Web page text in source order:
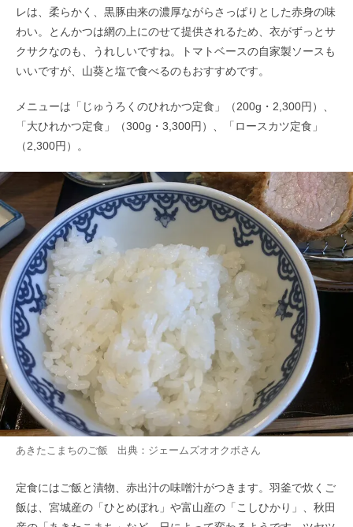
レは、柔らかく、黒豚由来の濃厚ながらさっぱりとした赤身の味
わい。とんかつは網の上にのせて提供されるため、衣がずっとサ
クサクなのも、うれしいですね。トマトベースの自家製ソースも
いいですが、山葵と塩で食べるのもおすすめです。
メニューは「じゅうろくのひれかつ定食」（200g・2,300円）、
「大ひれかつ定食」（300g・3,300円）、「ロースカツ定食」
（2,300円）。
あきたこまちのご飯 出典： ジェームズオオクボさん
定食にはご飯と漬物、赤出汁の味噌汁がつきます。羽釜で炊くご
飯は、宮城産の「ひとめぼれ」や富山産の「こしひかり」、秋田